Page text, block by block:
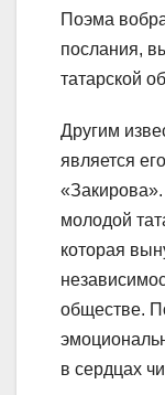
Поэма
послания,
татарской
Другим
является
молодой
которая
обществе.
в сердцах